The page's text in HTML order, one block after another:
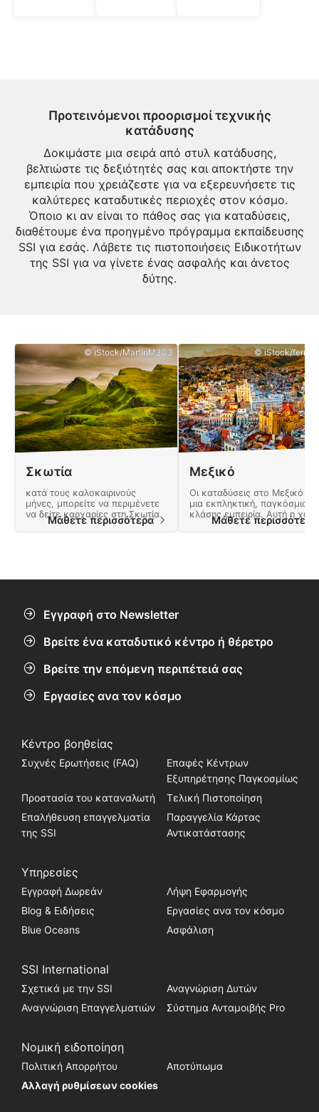
Προτεινόμενοι προορισμοί τεχνικής
κατάδυσης
Δοκιμάστε μια σειρά από στυλ κατάδυσης,
βελτιώστε τις δεξιότητές σας και αποκτήστε την
εμπειρία που χρειάζεστε για να εξερευνήσετε τις
καλύτερες καταδυτικές περιοχές στον κόσμο.
Όποιο κι αν είναι το πάθος σας για καταδύσεις,
διαθέτουμε ένα προηγμένο πρόγραμμα εκπαίδευσης
SSI για εσάς. Λάβετε τις πιστοποιήσεις Ειδικοτήτων
της SSI για να γίνετε ένας ασφαλής και άνετος
δύτης.
© iStock/MartinM303
Σκωτία
κατά τους καλοκαιρινούς
μήνες, μπορείτε να περιμένετε
να δείτε καρχαρίες στη Σκωτία
Μάθετε περισσότερα
© iStock/
Μεξικό
Οι καταδύσεις στο Μεξικό
μια εκπληκτική, παγκόσμιας
κλάσης εμπειρία. Αυτή η
προσφέρει πολλές
και ένα τοπίο γεμάτο φυσικά
Μάθετε
Εγγραφή στο Newsletter
Βρείτε ένα καταδυτικό κέντρο ή θέρετρο
Βρείτε την επόμενη περιπέτειά σας
Εργασίες ανα τον κόσμο
Κέντρο βοηθείας
Συχνές Ερωτήσεις (FAQ)
Επαφές Κέντρων
Εξυπηρέτησης Παγκοσμίως
Προστασία του καταναλωτή
Τελική Πιστοποίηση
Επαλήθευση επαγγελματία
της SSI
Παραγγελία Κάρτας
Αντικατάστασης
Υπηρεσίες
Εγγραφή Δωρεάν
Λήψη Εφαρμογής
Blog & Ειδήσεις
Εργασίες ανα τον κόσμο
Blue Oceans
Ασφάλιση
SSI International
Σχετικά με την SSI
Αναγνώριση Δυτών
Αναγνώριση Επαγγελματιών
Σύστημα Ανταμοιβής Pro
Νομική ειδοποίηση
Πολιτική Απορρήτου
Αποτύπωμα
Αλλαγή ρυθμίσεων cookies